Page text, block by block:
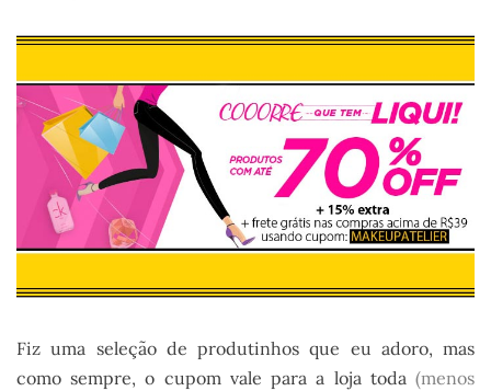
Fiz uma seleção de produtinhos que eu adoro, mas
como sempre, o cupom vale para a loja toda(menos